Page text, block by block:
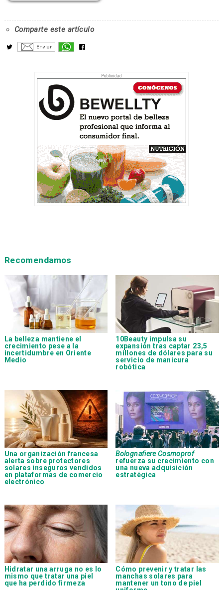
Comparte este artículo
Recomendamos
La belleza mantiene el
crecimiento pese a la
incertidumbre en Oriente
Medio
10Beauty impulsa su
expansión tras captar 23,5
millones de dólares para su
servicio de manicura
robótica
Una organización francesa
alerta sobre protectores
solares inseguros vendidos
en plataformas de comercio
electrónico
Bolognafiere Cosmoprof
refuerza su crecimiento con
una nueva adquisición
estratégica
Hidratar una arruga no es lo
mismo que tratar una piel
que ha perdido firmeza
Cómo prevenir y tratar las
manchas solares para
mantener un tono de piel